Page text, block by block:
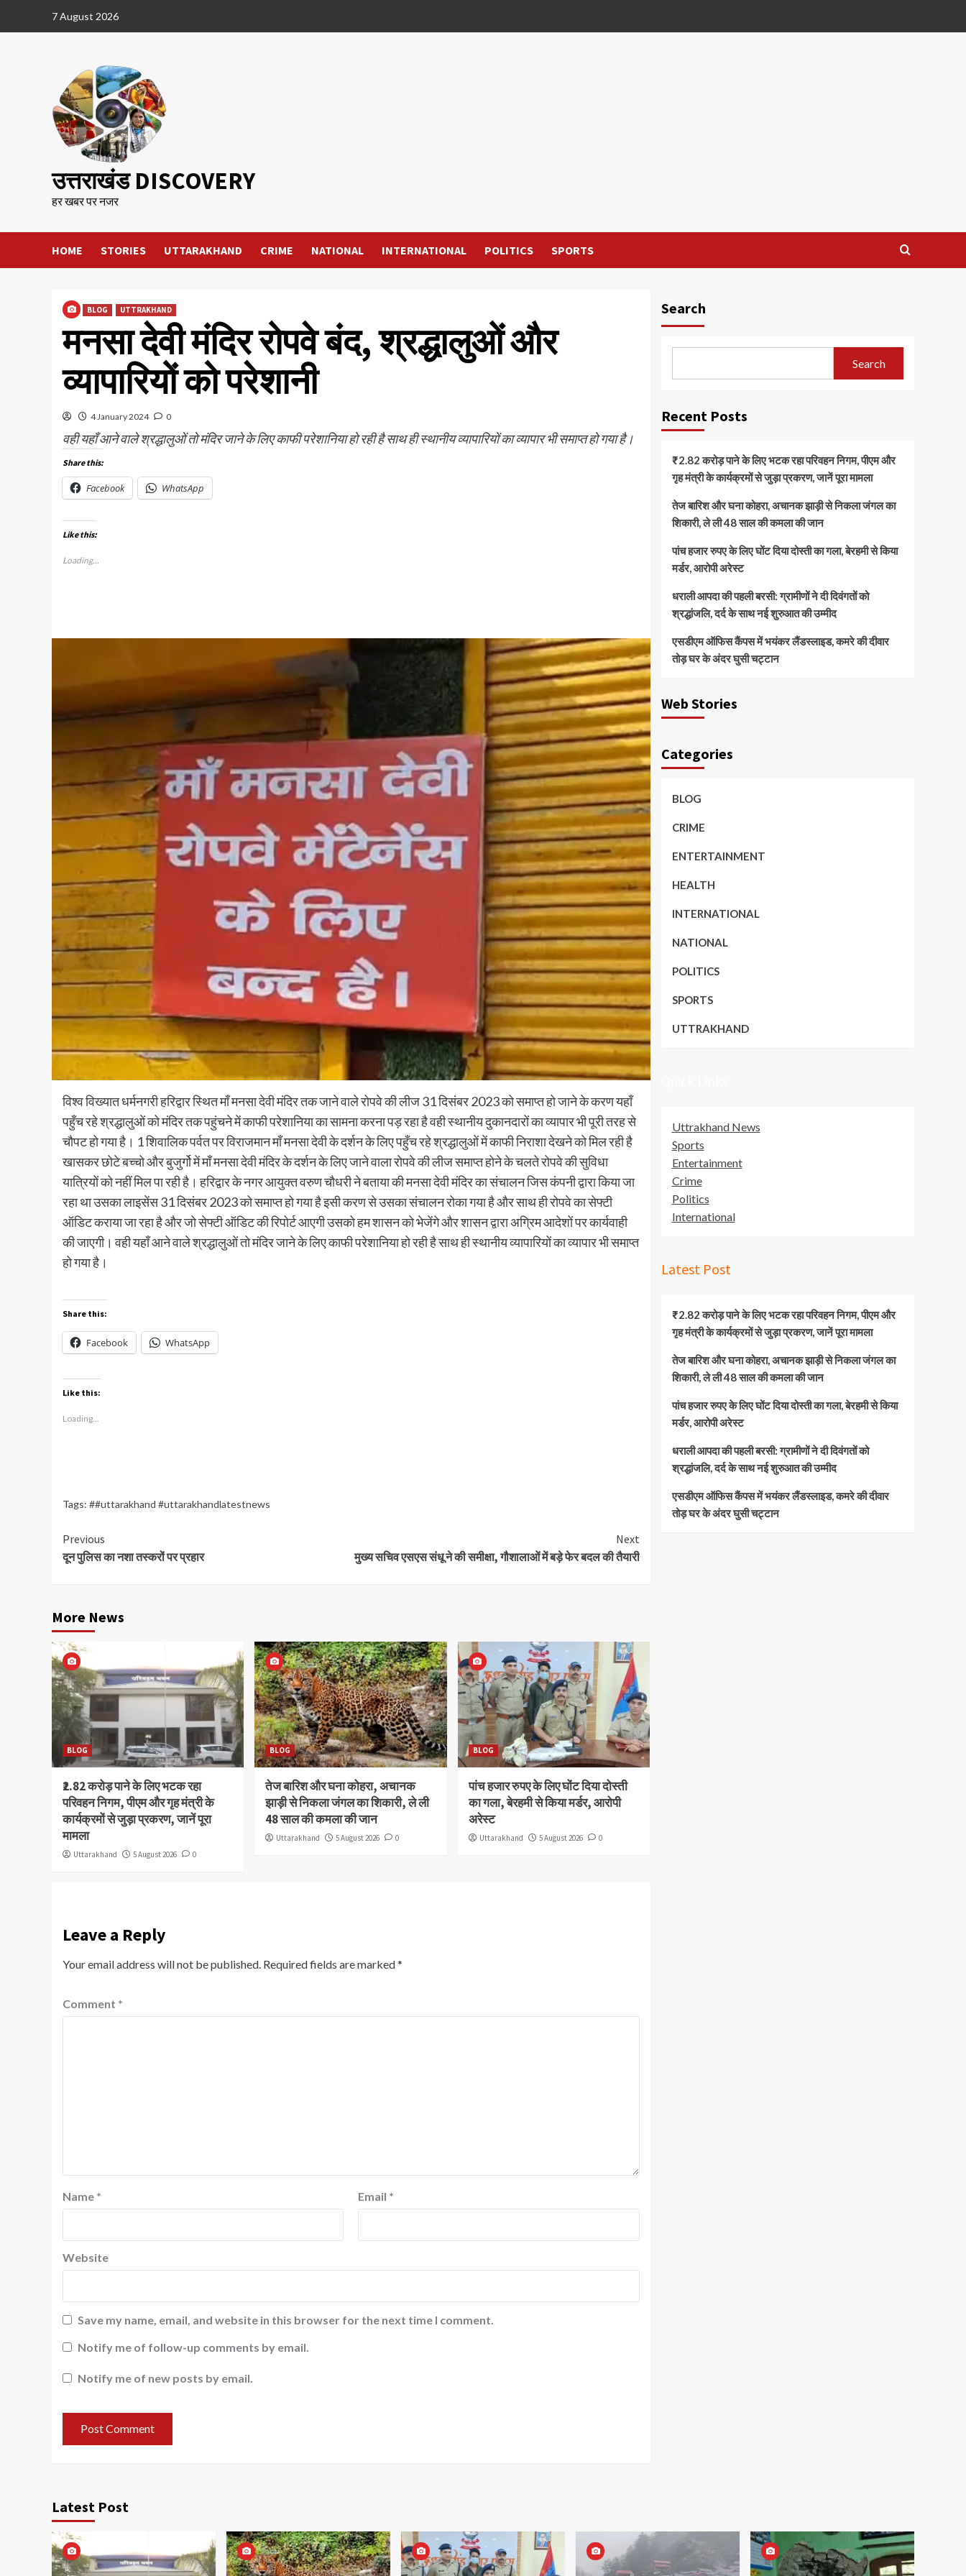
7 August 2026
उत्तराखंड DISCOVERY
हर खबर पर नजर
HOME STORIES UTTARAKHAND CRIME NATIONAL INTERNATIONAL POLITICS SPORTS
BLOG UTTRAKHAND
मनसा देवी मंदिर रोपवे बंद, श्रद्धालुओं और
व्यापारियों को परेशानी
4 January 2024 0
वही यहाँ आने वाले श्रद्धालुओं तो मंदिर जाने के लिए काफी परेशानिया हो रही है साथ ही स्थानीय व्यापारियों का व्यापार भी समाप्त हो गया है।
Share this:
Facebook WhatsApp
Like this:
Loading...
विश्व विख्यात धर्मनगरी हरिद्वार स्थित माँ मनसा देवी मंदिर तक जाने वाले रोपवे की लीज 31 दिसंबर 2023 को समाप्त हो जाने के करण यहाँ
पहुँच रहे श्रद्धालुओं को मंदिर तक पहुंचने में काफी परेशानिया का सामना करना पड़ रहा है वही स्थानीय दुकानदारों का व्यापार भी पूरी तरह से
चौपट हो गया है। 1 शिवालिक पर्वत पर विराजमान माँ मनसा देवी के दर्शन के लिए पहुँच रहे श्रद्धालुओं में काफी निराशा देखने को मिल रही है
खासकर छोटे बच्चो और बुजुर्गो में माँ मनसा देवी मंदिर के दर्शन के लिए जाने वाला रोपवे की लीज समाप्त होने के चलते रोपवे की सुविधा
यात्रियों को नहीं मिल पा रही है। हरिद्वार के नगर आयुक्त वरुण चौधरी ने बताया की मनसा देवी मंदिर का संचालन जिस कंपनी द्वारा किया जा
रहा था उसका लाइसेंस 31 दिसंबर 2023 को समाप्त हो गया है इसी करण से उसका संचालन रोका गया है और साथ ही रोपवे का सेफ्टी
ऑडिट कराया जा रहा है और जो सेफ्टी ऑडिट की रिपोर्ट आएगी उसको हम शासन को भेजेंगे और शासन द्वारा अग्रिम आदेशों पर कार्यवाही
की जाएगी। वही यहाँ आने वाले श्रद्धालुओं तो मंदिर जाने के लिए काफी परेशानिया हो रही है साथ ही स्थानीय व्यापारियों का व्यापार भी समाप्त
हो गया है।
Share this:
Facebook WhatsApp
Like this:
Loading...
Tags: ##uttarakhand #uttarakhandlatestnews
Continue
Reading
Previous
दून पुलिस का नशा तस्करों पर प्रहार
Next
मुख्य सचिव एसएस संधू ने की समीक्षा, गौशालाओं में बड़े फेर बदल की तैयारी
More News
BLOG
₹2.82 करोड़ पाने के लिए भटक रहा
परिवहन निगम, पीएम और गृह मंत्री के
कार्यक्रमों से जुड़ा प्रकरण, जानें पूरा
मामला
Uttarakhand 5 August 2026 0
BLOG
तेज बारिश और घना कोहरा, अचानक
झाड़ी से निकला जंगल का शिकारी, ले ली
48 साल की कमला की जान
Uttarakhand 5 August 2026 0
BLOG
पांच हजार रुपए के लिए घोंट दिया दोस्ती
का गला, बेरहमी से किया मर्डर, आरोपी
अरेस्ट
Uttarakhand 5 August 2026 0
Leave a Reply
Your email address will not be published. Required fields are marked*
Comment *
Name * Email *
Website
Save my name, email, and website in this browser for the next time I comment.
Notify me of follow-up comments by email.
Notify me of new posts by email.
Search
Search
Recent Posts
₹2.82 करोड़ पाने के लिए भटक रहा परिवहन निगम, पीएम और
गृह मंत्री के कार्यक्रमों से जुड़ा प्रकरण, जानें पूरा मामला
तेज बारिश और घना कोहरा, अचानक झाड़ी से निकला जंगल का
शिकारी, ले ली 48 साल की कमला की जान
पांच हजार रुपए के लिए घोंट दिया दोस्ती का गला, बेरहमी से किया
मर्डर, आरोपी अरेस्ट
धराली आपदा की पहली बरसी: ग्रामीणों ने दी दिवंगतों को
श्रद्धांजलि, दर्द के साथ नई शुरुआत की उम्मीद
एसडीएम ऑफिस कैंपस में भयंकर लैंडस्लाइड, कमरे की दीवार
तोड़ घर के अंदर घुसी चट्टान
Web Stories
Categories
BLOG
CRIME
ENTERTAINMENT
HEALTH
INTERNATIONAL
NATIONAL
POLITICS
SPORTS
UTTRAKHAND
Uttrakhand News
Sports
Entertainment
Crime
Politics
International
Latest Post
₹2.82 करोड़ पाने के लिए भटक रहा परिवहन निगम, पीएम और
गृह मंत्री के कार्यक्रमों से जुड़ा प्रकरण, जानें पूरा मामला
तेज बारिश और घना कोहरा, अचानक झाड़ी से निकला जंगल का
शिकारी, ले ली 48 साल की कमला की जान
पांच हजार रुपए के लिए घोंट दिया दोस्ती का गला, बेरहमी से किया
मर्डर, आरोपी अरेस्ट
धराली आपदा की पहली बरसी: ग्रामीणों ने दी दिवंगतों को
श्रद्धांजलि, दर्द के साथ नई शुरुआत की उम्मीद
एसडीएम ऑफिस कैंपस में भयंकर लैंडस्लाइड, कमरे की दीवार
तोड़ घर के अंदर घुसी चट्टान
Latest Post